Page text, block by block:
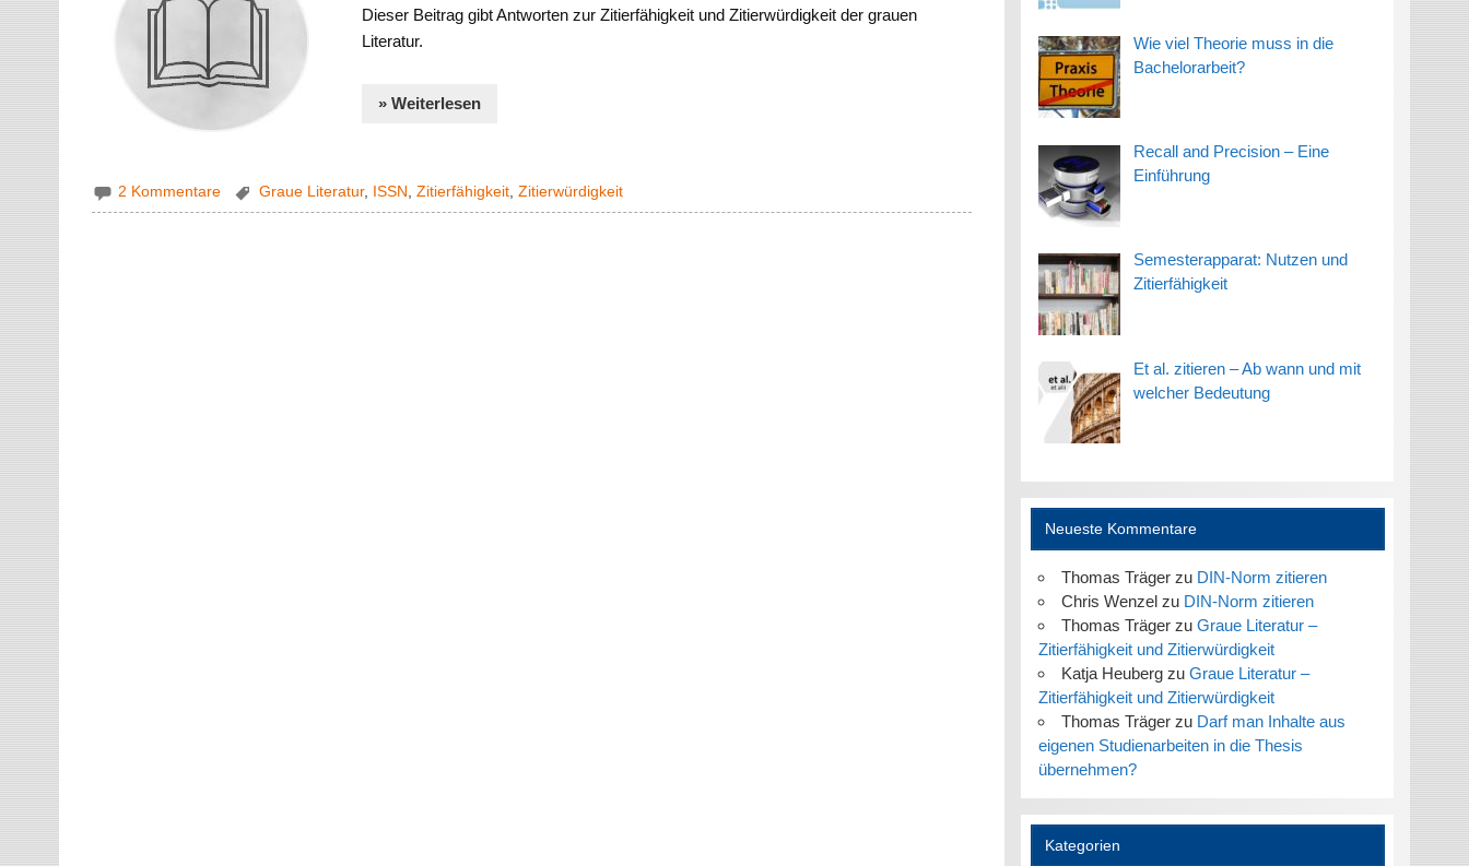
Dieser Beitrag gibt Antworten zur Zitierfähigkeit und Zitierwürdigkeit der grauen
Literatur.
» Weiterlesen
2 Kommentare Graue Literatur, ISSN Zitierfähigkeit, Zitierwürdigkeit
Wie viel Theorie muss in die
Bachelorarbeit?
Recall and Precision – Eine
Einführung
Semesterapparat: Nutzen und
Zitierfähigkeit
Et al. zitieren – Ab wann und mit
welcher Bedeutung
Neueste Kommentare
Thomas Trägerzu DIN-Norm zitieren
Chris Wenzelzu DIN-Norm zitieren
Thomas Trägerzu Graue Literatur –
Zitierfähigkeit und Zitierwürdigkeit
Katja Heubergzu Graue Literatur –
Zitierfähigkeit und Zitierwürdigkeit
Thomas Trägerzu Darf man Inhalte aus
eigenen Studienarbeiten in die Thesis
übernehmen?
Kategorien